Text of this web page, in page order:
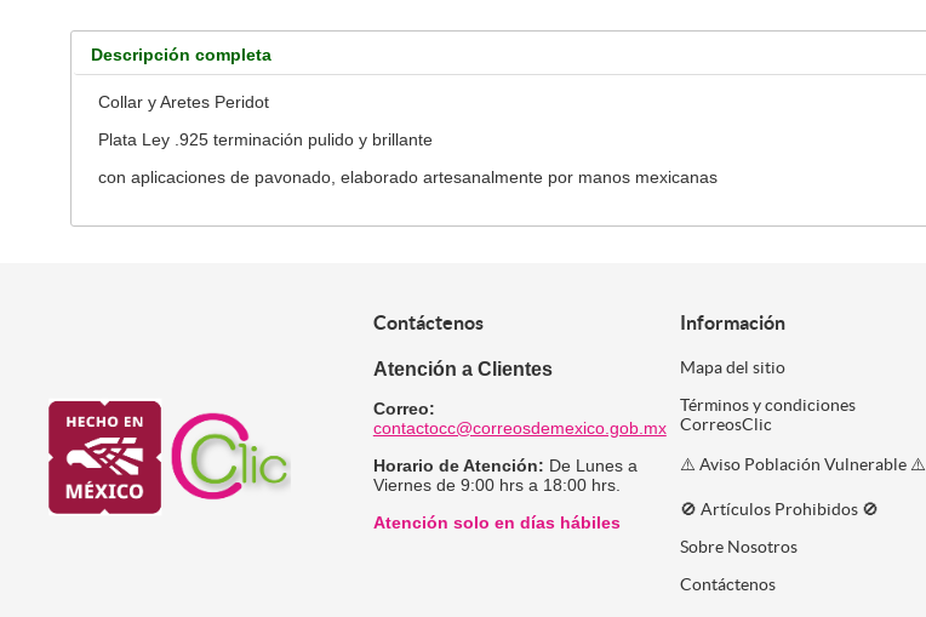
Descripción completa
Collar y Aretes Peridot
Plata Ley .925 terminación pulido y brillante
con aplicaciones de pavonado, elaborado artesanalmente por manos mexicanas
Contáctenos
Atención a Clientes
Correo:
contactocc@correosdemexico.gob.mx
Horario de Atención: De Lunes a
Viernes de 9:00 hrs a 18:00 hrs.
Atención solo en días hábiles
Información
Mapa del sitio
Términos y condiciones
CorreosClic
⚠️ Aviso Población Vulnerable ⚠️
🚫 Artículos Prohibidos 🚫
Sobre Nosotros
Contáctenos